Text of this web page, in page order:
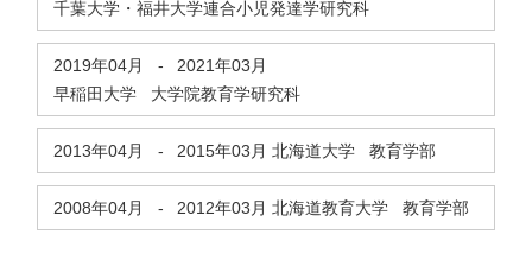
千葉大学・福井大学連合小児発達学研究科
2019年04月 -
2021年03月
早稲田大学 大学院教育学研究科
2013年04月 - 2015年03月 北海道大学 教育学部
2008年04月 - 2012年03月 北海道教育大学 教育学部